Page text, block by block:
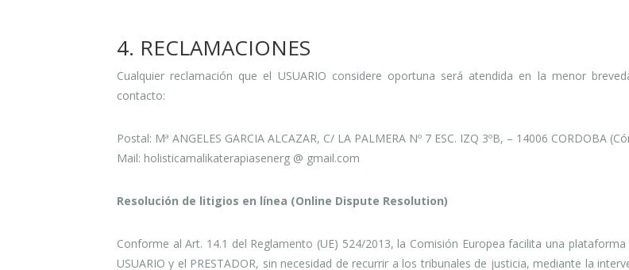
4. RECLAMACIONES
Cualquier reclamación que el USUARIO considere oportuna será atendida en la menor
contacto:
Postal: Mª ANGELES GARCIA ALCAZAR, C/ LA PALMERA Nº 7 ESC. IZQ 3ºB, – 14006 CORDOBA
Mail: holisticamalikaterapiasenerg @ gmail.com
Resolución de litigios en línea (Online Dispute Resolution)
Conforme al Art. 14.1 del Reglamento (UE) 524/2013, la Comisión Europea facilita una
USUARIO y el PRESTADOR, sin necesidad de recurrir a los tribunales de justicia, mediante la